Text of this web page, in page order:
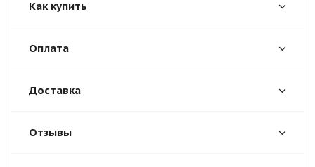
Как купить
Оплата
Доставка
Отзывы